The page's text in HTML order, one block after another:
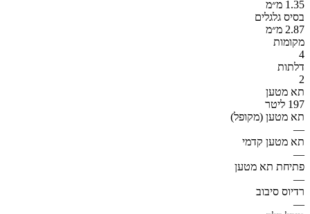
1.35 מ״מ
בסיס גלגלים
2.87 מ״מ
מקומות
4
דלתות
2
תא מטען
197 ליטר
תא מטען (מקופל)
—
תא מטען קדמי
—
פתיחת תא מטען
—
רדיוס סיבוב
—